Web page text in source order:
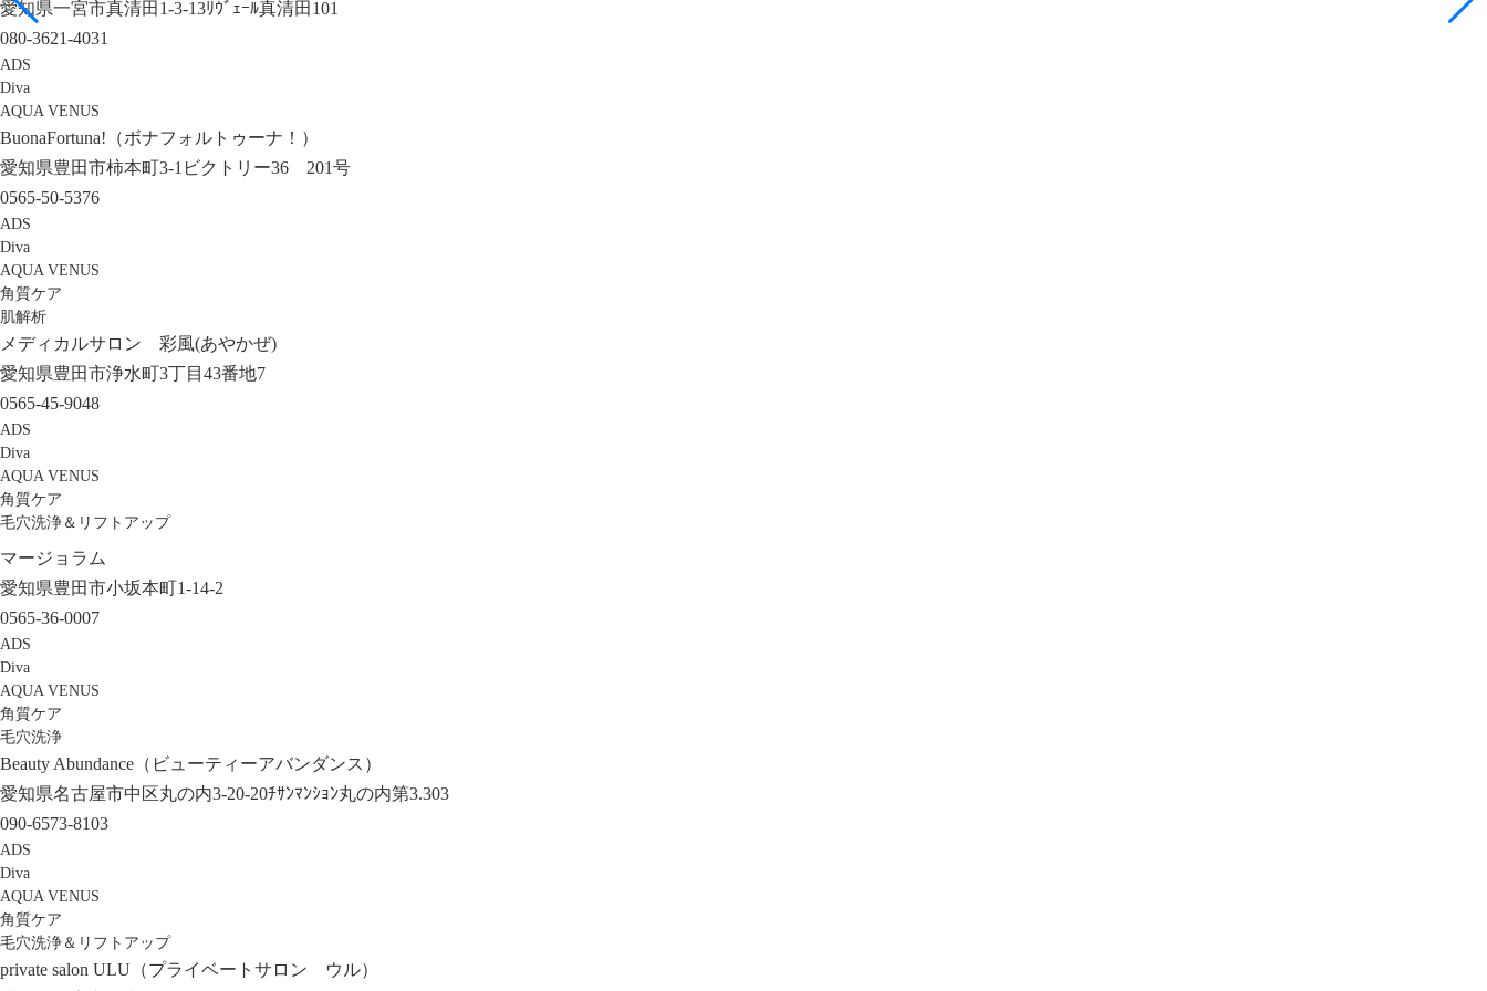
愛知県一宮市真清田1-3-13ﾘｳﾞｪｰﾙ真清田101
080-3621-4031
ADS
Diva
AQUA VENUS
BuonaFortuna!（ボナフォルトゥーナ！）
愛知県豊田市柿本町3-1ビクトリー36 201号
0565-50-5376
ADS
Diva
AQUA VENUS
角質ケア
肌解析
メディカルサロン 彩風(あやかぜ)
愛知県豊田市浄水町3丁目43番地7
0565-45-9048
ADS
Diva
AQUA VENUS
角質ケア
毛穴洗浄＆リフトアップ
マージョラム
愛知県豊田市小坂本町1-14-2
0565-36-0007
ADS
Diva
AQUA VENUS
角質ケア
毛穴洗浄
Beauty Abundance（ビューティーアバンダンス）
愛知県名古屋市中区丸の内3-20-20ﾁｻﾝﾏﾝｼｮﾝ丸の内第3.303
090-6573-8103
ADS
Diva
AQUA VENUS
角質ケア
毛穴洗浄＆リフトアップ
private salon ULU（プライベートサロン ウル）